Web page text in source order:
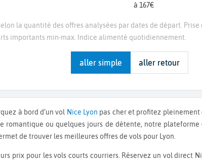
aller simple aller retour
à 167€
la quantité des offres analysées par dates de départ.
importants min-max. Indice alimenté quotidiennement.
à bord d’un vol Nice Lyon pas cher et profitez pleinement
romantique ou quelques jours de détente, notre plateforme
de trouver les meilleures offres de vols pour Lyon.
prix pour les vols courts courriers. Réservez un vol direct